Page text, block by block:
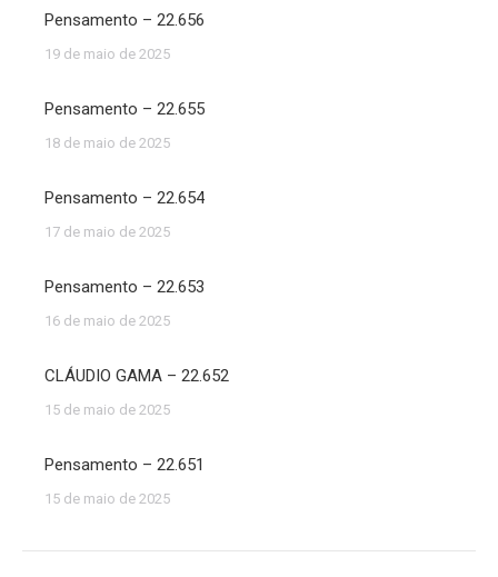
Pensamento – 22.656
19 de maio de 2025
Pensamento – 22.655
18 de maio de 2025
Pensamento – 22.654
17 de maio de 2025
Pensamento – 22.653
16 de maio de 2025
CLÁUDIO GAMA – 22.652
15 de maio de 2025
Pensamento – 22.651
15 de maio de 2025